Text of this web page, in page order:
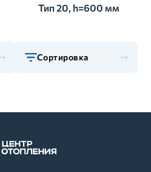
Тип 20, h=600 мм
Сортировка